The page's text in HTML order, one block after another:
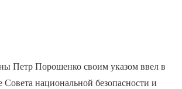
Петр Порошенко своим указом ввел в
Совета национальной безопасности и